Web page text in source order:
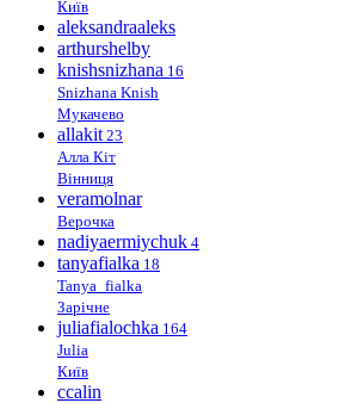
Київ
aleksandraaleks
arthurshelby
knishsnizhana 16
Snizhana Knish
Мукачево
allakit 23
Алла Кіт
Вінниця
veramolnar
Верочка
nadiyaermiychuk 4
tanyafialka 18
Tanya_fialka
Зарічне
juliafialochka 164
Julia
Київ
ccalin